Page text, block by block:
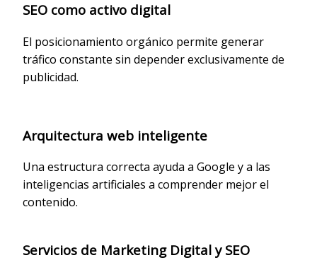
SEO como activo digital
El posicionamiento orgánico permite generar
tráfico constante sin depender exclusivamente de
publicidad.
Arquitectura web inteligente
Una estructura correcta ayuda a Google y a las
inteligencias artificiales a comprender mejor el
contenido.
Servicios de Marketing Digital y SEO